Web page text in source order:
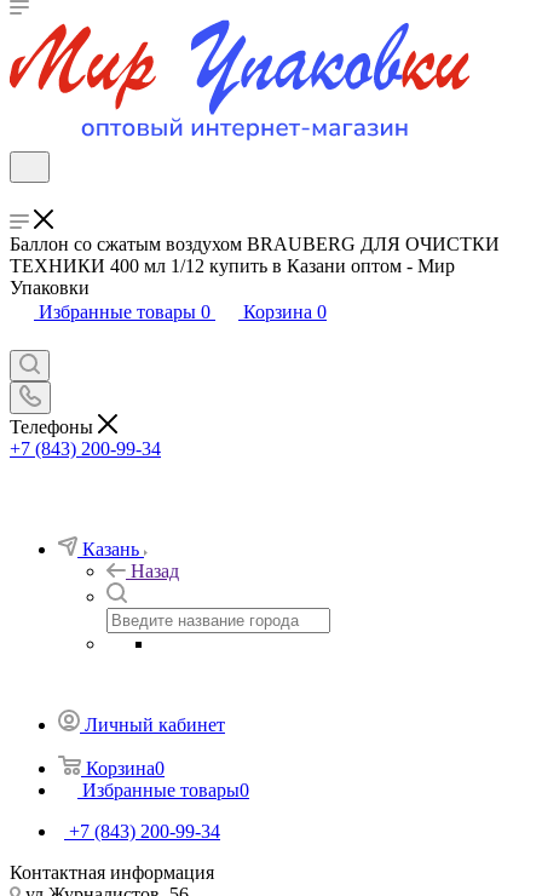
Баллон со сжатым воздухом BRAUBERG ДЛЯ ОЧИСТКИ
ТЕХНИКИ 400 мл 1/12 купить в Казани оптом - Мир
Упаковки
Избранные товары 0 Корзина 0
Телефоны
+7 (843) 200-99-34
Казань
Назад
Личный кабинет
Корзина0
Избранные товары0
+7 (843) 200-99-34
Контактная информация